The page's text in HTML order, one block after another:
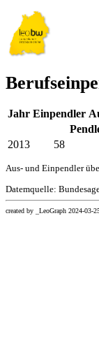
Jahr Einpendler
2013
58
Aus- und Einpendler
Datemquelle:
created by _LeoGraph 2024-03-